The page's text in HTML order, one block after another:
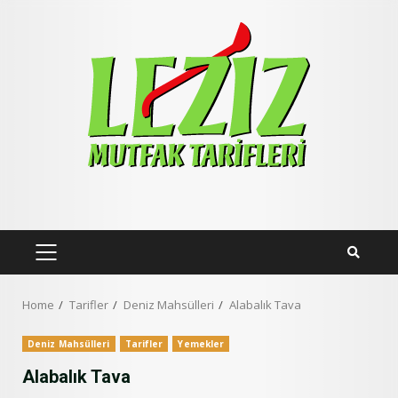
PRIMARY
Home Tarifler Deniz Mahsülleri Alabalık Tava
Deniz Mahsülleri Tarifler Yemekler
Alabalık Tava